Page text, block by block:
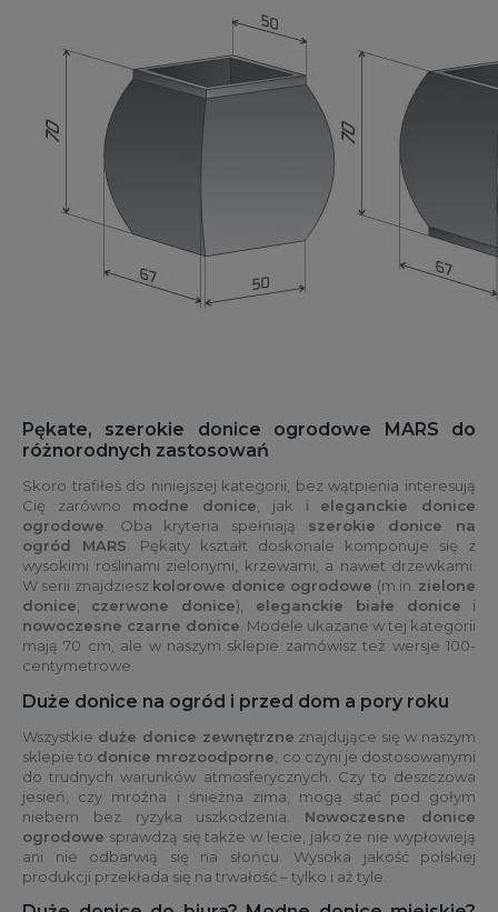
Pękate, szerokie donice ogrodowe MARS do
różnorodnych zastosowań
Skoro trafiłeś do niniejszej kategorii, bez wątpienia interesują
Cię zarówno modne donice, jak i eleganckie donice
ogrodowe. Oba kryteria spełniają szerokie donice na
ogród MARS. Pękaty kształt doskonale komponuje się z
wysokimi roślinami zielonymi, krzewami, a nawet drzewkami.
W serii znajdziesz kolorowe donice ogrodowe (m.in. zielone
donice, czerwone donice), eleganckie białe donice i
nowoczesne czarne donice. Modele ukazane w tej kategorii
mają 70 cm, ale w naszym sklepie zamówisz też wersje 100-
centymetrowe.
Duże donice na ogród i przed dom a pory roku
Wszystkie duże donice zewnętrzne znajdujące się w naszym
sklepie to donice mrozoodporne , co czyni je dostosowanymi
do trudnych warunków atmosferycznych. Czy to deszczowa
jesień, czy mroźna i śnieżna zima, mogą stać pod gołym
niebem bez ryzyka uszkodzenia. Nowoczesne donice
ogrodowe sprawdzą się także w lecie, jako że nie wypłowieją
ani nie odbarwią się na słońcu. Wysoka jakość polskiej
produkcji przekłada się na trwałość – tylko i aż tyle.